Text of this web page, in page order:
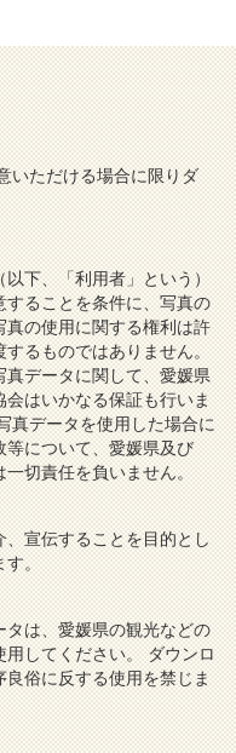
いただける場合に限りダ
下、「利用者」という）
ることを条件に、写真の
の使用に関する権利は許
るものではありません。
データに関して、愛媛県
はいかなる保証も行いま
真データを使用した場合に
について、愛媛県及び
切責任を負いません。
宣伝することを目的とし
。
は、愛媛県の観光などの
してください。 ダウンロ
俗に反する使用を禁じま